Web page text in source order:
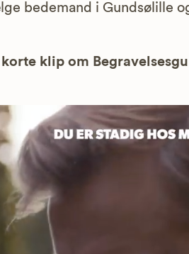
bedemand i Gundsølille
korte klip om